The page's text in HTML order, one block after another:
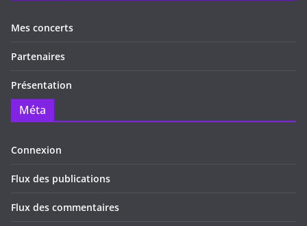
Mes concerts
Partenaires
Présentation
Méta
Connexion
Flux des publications
Flux des commentaires